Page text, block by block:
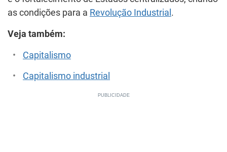
as condições para a Revolução Industrial .
Veja também:
Capitalismo
Capitalismo industrial